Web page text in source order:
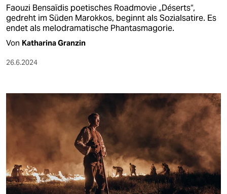
Faouzi Bensaïdis poetisches Roadmovie „Déserts“,
gedreht im Süden Marokkos, beginnt als Sozialsatire. Es
endet als melodramatische Phantasmagorie.
Von Katharina Granzin
26.6.2024